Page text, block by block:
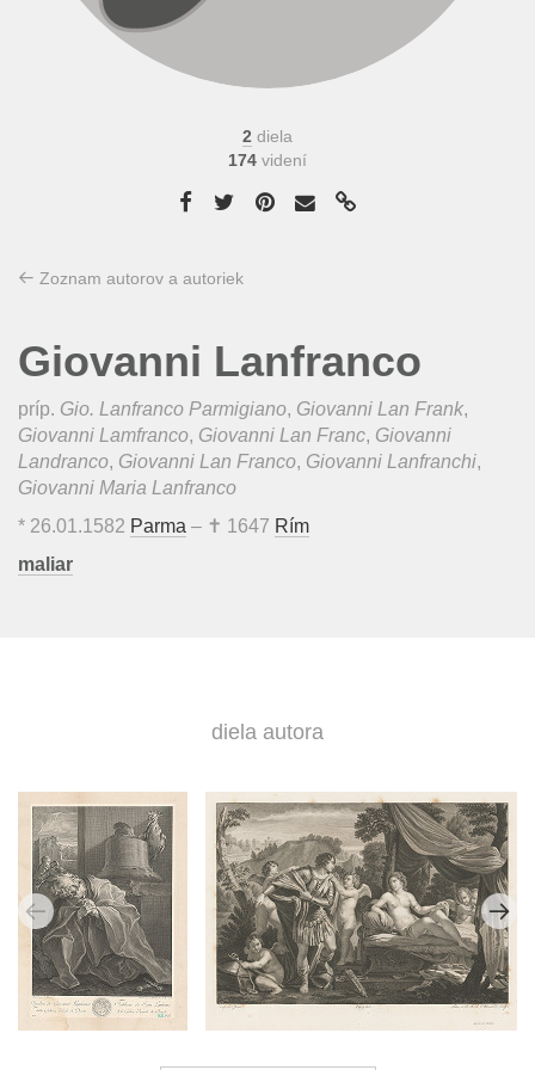
2 diela
174 videní
Zoznam autorov a autoriek
Giovanni Lanfranco
príp. Gio. Lanfranco Parmigiano, Giovanni Lan Frank,
Giovanni Lamfranco, Giovanni Lan Franc, Giovanni
Landranco, Giovanni Lan Franco, Giovanni Lanfranchi,
Giovanni Maria Lanfranco
* 26.01.1582 Parma – ✝ 1647 Rím
maliar
diela autora